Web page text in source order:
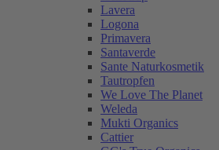
Lavera
Logona
Primavera
Santaverde
Sante Naturkosmetik
Tautropfen
We Love The Planet
Weleda
Mukti Organics
Cattier